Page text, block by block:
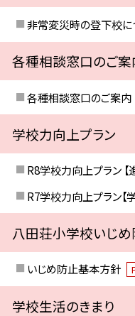
非常変災時の登下校に
各種相談窓口のご案
各種相談窓口のご案内
学校力向上プラン
R8学校力向上プラン 【
R7学校力向上プラン【
八田荘小学校いじ
いじめ防止基本方針
学校生活のきまり